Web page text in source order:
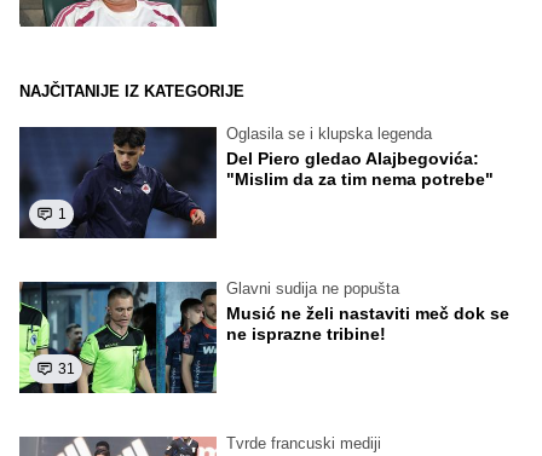
NAJČITANIJE IZ KATEGORIJE
1
Oglasila se i klupska legenda
Del Piero gledao Alajbegovića:
"Mislim da za tim nema potrebe"
31
Glavni sudija ne popušta
Musić ne želi nastaviti meč dok se
ne isprazne tribine!
Tvrde francuski mediji